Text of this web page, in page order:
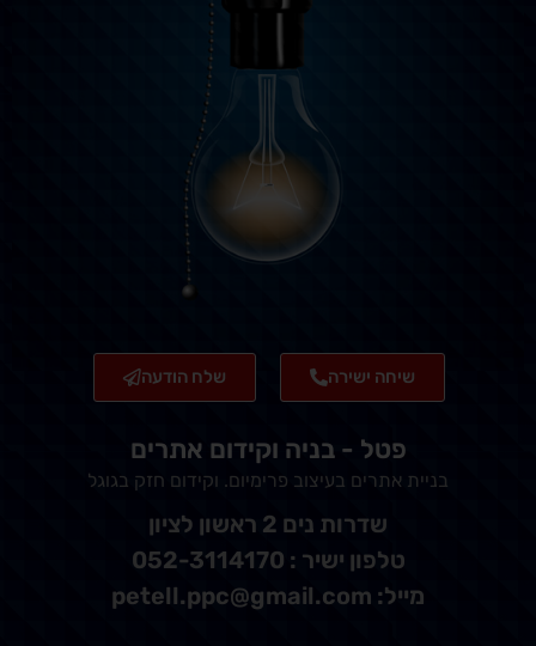
שיחה ישירה שלח הודעה
פטל - בניה וקידום אתרים
בניית אתרים בעיצוב פרימיום. וקידום חזק בגוגל
שדרות נים 2 ראשון לציון
טלפון ישיר : 052-3114170
מייל: petell.ppc@gmail.com